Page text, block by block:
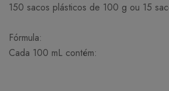
150 sacos plásticos de 100 g ou 15
Fórmula:
Cada 100 mL contém: